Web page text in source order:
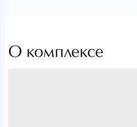
О комплексе